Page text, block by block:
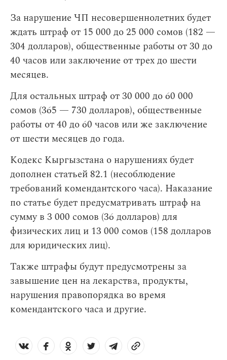
За нарушение ЧП несовершеннолетних будет
ждать штраф от 15 000 до 25 000 сомов (182 —
304 долларов), общественные работы от 30 до
40 часов или заключение от трех до шести
месяцев.
Для остальных штраф от 30 000 до 60 000
сомов (365 — 730 долларов), общественные
работы от 40 до 60 часов или же заключение
от шести месяцев до года.
Кодекс Кыргызстана о нарушениях будет
дополнен статьей 82.1 (несоблюдение
требований комендантского часа). Наказание
по статье будет предусматривать штраф на
сумму в 3 000 сомов (36 долларов) для
физических лиц и 13 000 сомов (158 долларов
для юридических лиц).
Также штрафы будут предусмотрены за
завышение цен на лекарства, продукты,
нарушения правопорядка во время
комендантского часа и другие.